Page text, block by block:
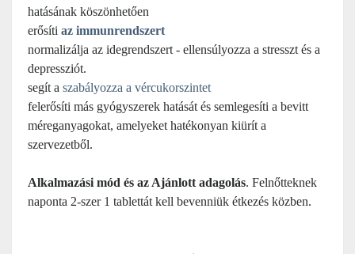
hatásának köszönhetően
erősíti az immunrendszert
normalizálja az idegrendszert - ellensúlyozza a stresszt és a
depressziót.
segít a szabályozza a vércukorszintet
felerősíti más gyógyszerek hatását és semlegesíti a bevitt
méreganyagokat, amelyeket hatékonyan kiürít a
szervezetből.
Alkalmazási mód és az Ajánlott adagolás. Felnőtteknek
naponta 2-szer 1 tablettát kell bevenniük étkezés közben.